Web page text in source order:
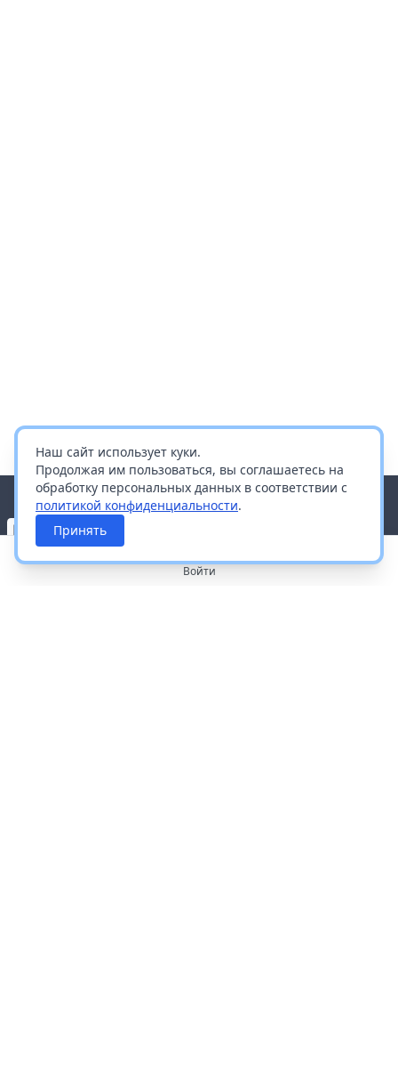
Наш сайт использует куки.
Продолжая им пользоваться, вы соглашаетесь на
обработку персональных данных в соответствии с
политикой конфиденциальности.
Принять
Войти